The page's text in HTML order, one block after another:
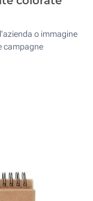
o immagine
campagne